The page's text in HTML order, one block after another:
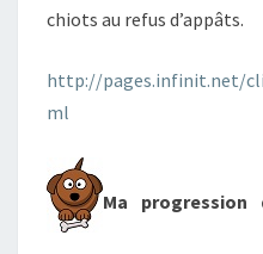
chiots au refus d’appâts.
http://pages.infinit.net/
ml
Ma progression